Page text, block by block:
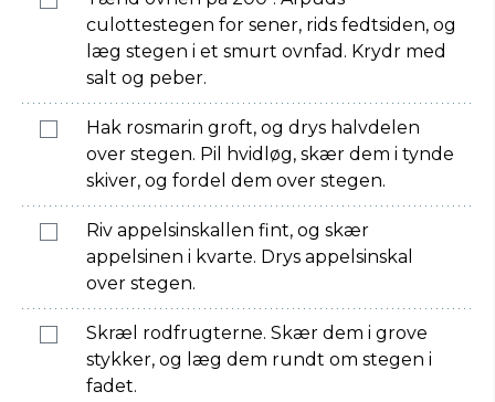
culottestegen for sener, rids fedtsiden, og
læg stegen i et smurt ovnfad. Krydr med
salt og peber.
Hak rosmarin groft, og drys halvdelen
over stegen. Pil hvidløg, skær dem i tynde
skiver, og fordel dem over stegen.
Riv appelsinskallen fint, og skær
appelsinen i kvarte. Drys appelsinskal
over stegen.
Skræl rodfrugterne. Skær dem i grove
stykker, og læg dem rundt om stegen i
fadet.